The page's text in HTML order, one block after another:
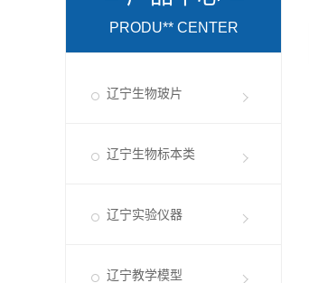
PRODU** CENTER
辽宁生物玻片
辽宁生物标本类
辽宁实验仪器
辽宁教学模型